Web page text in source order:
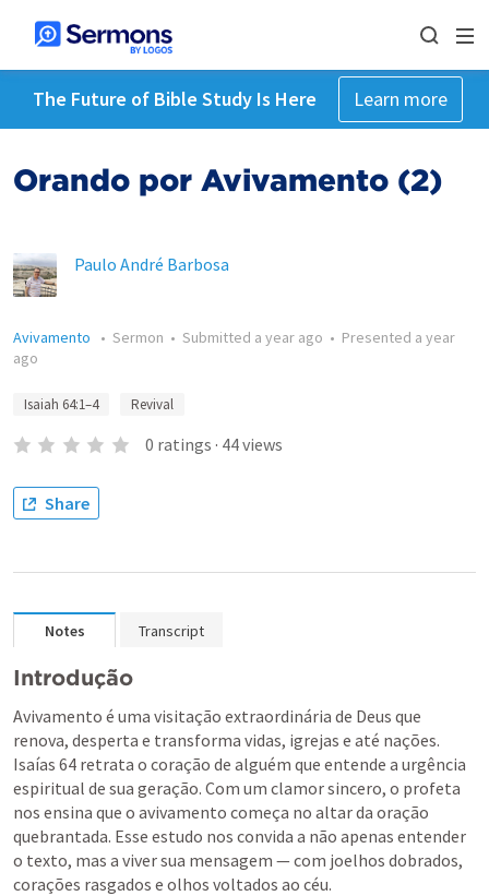
The Future of Bible Study Is Here Learn more
Orando por Avivamento (2)
Paulo André Barbosa
Avivamento • Sermon • Submitted a year ago • Presented a year
ago
Isaiah 64:1–4 Revival
0 ratings · 44views
Share
Notes Transcript
Introdução
Avivamento é uma visitação extraordinária de Deus que
Isaías 64 retrata o coração de alguém que entende a urgência
espiritual de sua geração. Com um clamor sincero, o profeta
nos ensina que o avivamento começa no altar da oração
quebrantada. Esse estudo nos convida a não apenas entender
o texto, mas a viver sua mensagem — com joelhos dobrados,
corações rasgados e olhos voltados ao céu.